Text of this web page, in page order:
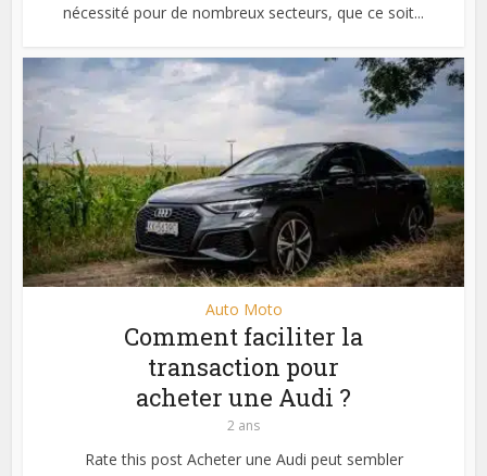
nécessité pour de nombreux secteurs, que ce soit...
Auto Moto
Comment faciliter la
transaction pour
acheter une Audi ?
2 ans
Rate this post Acheter une Audi peut sembler